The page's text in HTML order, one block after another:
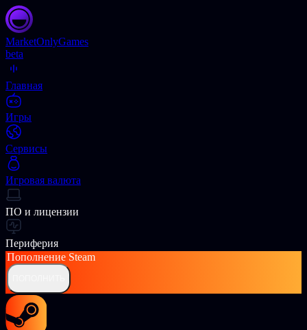
MarketOnlyGames
beta
Главная
Игры
Сервисы
Игровая валюта
ПО и лицензии
Периферия
Пополнение Steam